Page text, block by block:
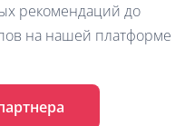
рекомендаций до
на нашей платформе